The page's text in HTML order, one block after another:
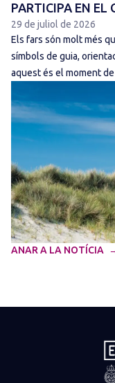
PARTICIPA EN EL
29 de juliol de 2026
Els fars són molt més
símbols de guia,
aquest és el moment
ANAR A LA NOTÍCIA